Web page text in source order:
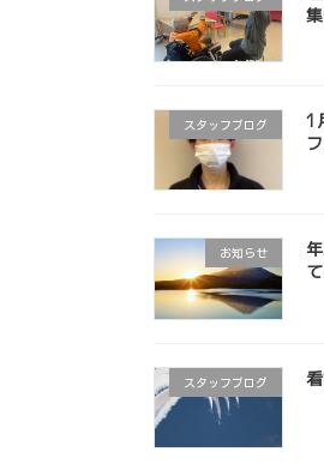
スタッフブログ
1
お知らせ
スタッフブログ